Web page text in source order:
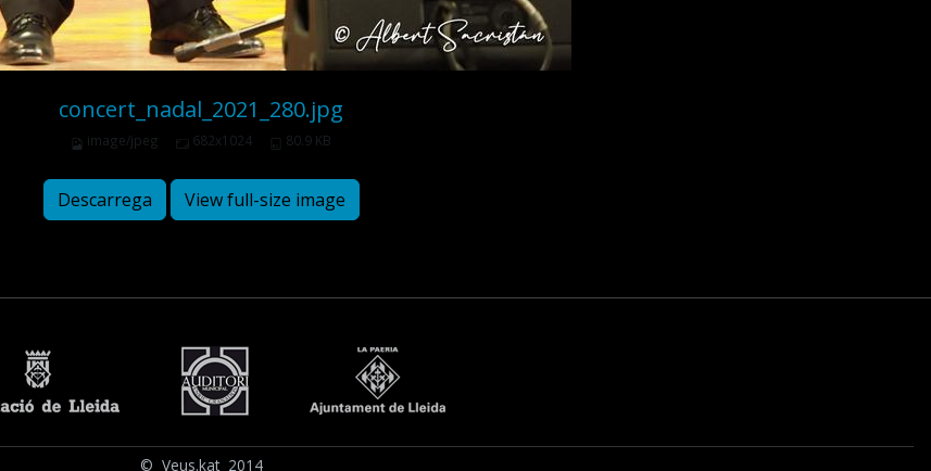
concert_nadal_2021_280.jpg
image/jpeg 682x1024 80.9 KB
Descarrega View full-size image
© Veus.kat 2014